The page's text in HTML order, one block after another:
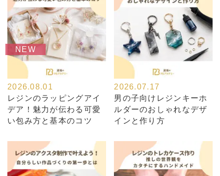
NEW
2026.08.01
レジンのラッピングアイ
デア！魅力が伝わる可愛
い包み方と基本のコツ
2026.07.17
男の子向けレジンキーホ
ルダーのおしゃれなデザ
インと作り方